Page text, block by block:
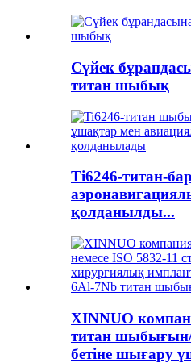
Сүйек
титан шыбық
Ti6246-титан-бар
қолданылды...
XINNUO
титан
бетіне шығару